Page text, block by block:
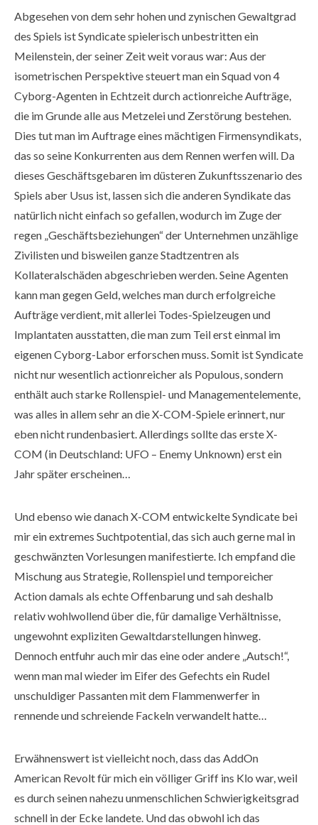
Abgesehen von dem sehr hohen und zynischen Gewaltgrad
des Spiels ist Syndicate spielerisch unbestritten ein
Meilenstein, der seiner Zeit weit voraus war: Aus der
isometrischen Perspektive steuert man ein Squad von 4
Cyborg-Agenten in Echtzeit durch actionreiche Aufträge,
die im Grunde alle aus Metzelei und Zerstörung bestehen.
Dies tut man im Auftrage eines mächtigen Firmensyndikats,
das so seine Konkurrenten aus dem Rennen werfen will. Da
dieses Geschäftsgebaren im düsteren Zukunftsszenario des
Spiels aber Usus ist, lassen sich die anderen Syndikate das
natürlich nicht einfach so gefallen, wodurch im Zuge der
regen „Geschäftsbeziehungen“ der Unternehmen unzählige
Zivilisten und bisweilen ganze Stadtzentren als
Kollateralschäden abgeschrieben werden. Seine Agenten
kann man gegen Geld, welches man durch erfolgreiche
Aufträge verdient, mit allerlei Todes-Spielzeugen und
Implantaten ausstatten, die man zum Teil erst einmal im
eigenen Cyborg-Labor erforschen muss. Somit ist Syndicate
nicht nur wesentlich actionreicher als Populous, sondern
enthält auch starke Rollenspiel- und Managementelemente,
was alles in allem sehr an die X-COM-Spiele erinnert, nur
eben nicht rundenbasiert. Allerdings sollte das erste X-
COM (in Deutschland: UFO – Enemy Unknown) erst ein
Jahr später erscheinen…
Und ebenso wie danach X-COM entwickelte Syndicate bei
mir ein extremes Suchtpotential, das sich auch gerne mal in
geschwänzten Vorlesungen manifestierte. Ich empfand die
Mischung aus Strategie, Rollenspiel und temporeicher
Action damals als echte Offenbarung und sah deshalb
relativ wohlwollend über die, für damalige Verhältnisse,
ungewohnt expliziten Gewaltdarstellungen hinweg.
Dennoch entfuhr auch mir das eine oder andere „Autsch!“,
wenn man mal wieder im Eifer des Gefechts ein Rudel
unschuldiger Passanten mit dem Flammenwerfer in
rennende und schreiende Fackeln verwandelt hatte…
Erwähnenswert ist vielleicht noch, dass das AddOn
American Revolt für mich ein völliger Griff ins Klo war, weil
es durch seinen nahezu unmenschlichen Schwierigkeitsgrad
schnell in der Ecke landete. Und das obwohl ich das